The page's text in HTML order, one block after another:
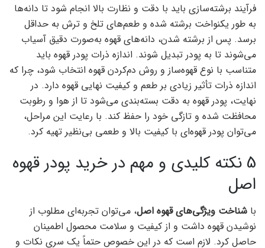
فرآیند برشته‌سازی باید با دقت و نظارت بالا انجام شود تا دانه‌ها
به طور یکنواخت برشته شده و طعم‌های تلخ و ترش به حداقل
برسد. پس از برشته شدن، دانه‌های قهوه به‌صورت دقیق آسیاب
می‌شوند تا به پودر تبدیل شوند. اندازه ذرات پودر قهوه باید
متناسب با نوع قهوه‌ساز و روش دم‌کردن قهوه انتخاب شود، چرا که
اندازه ذرات تأثیر زیادی بر طعم و کیفیت نهایی قهوه دارد. در
نهایت، پودر قهوه به دقت بسته‌بندی می‌شود تا از هوا و رطوبت
محافظت شده و تازگی خود را حفظ کند. با رعایت این مراحل،
می‌توان پودر قهوه‌ای با کیفیت بالا و طعمی بی‌نظیر تهیه کرد.
5 نکته کلیدی و مهم در خرید پودر قهوه
اصل
با شناخت ویژگی‌های قهوه اصل، می‌توان تجربه‌ای مطلوب از
نوشیدن قهوه داشت و از کیفیت و سلامت محصول اطمینان
حاصل کرد. لازم است که در این خصوص حتماً یک سری نکات و